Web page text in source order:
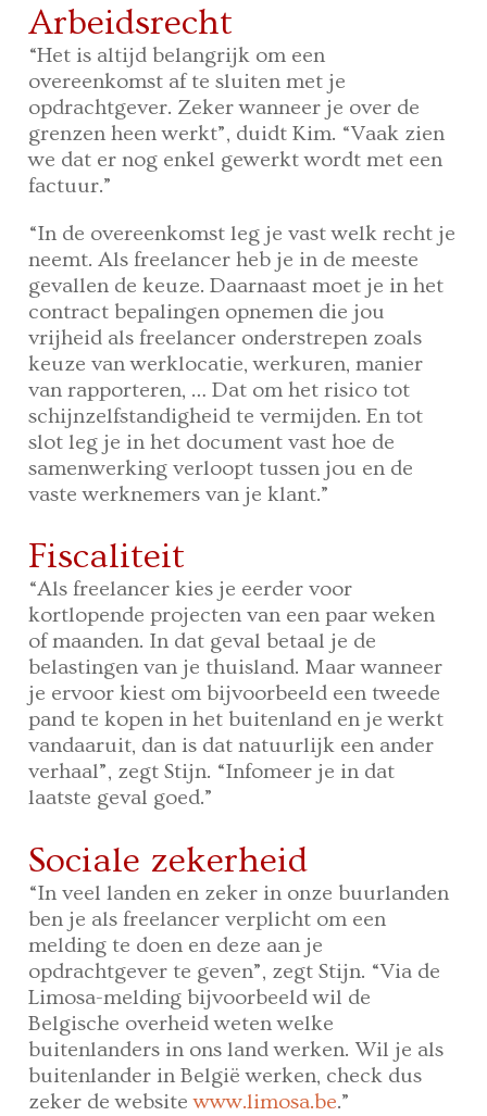
Arbeidsrecht
“Het is altijd belangrijk om een
overeenkomst af te sluiten met je
opdrachtgever. Zeker wanneer je over de
grenzen heen werkt”, duidt Kim. “Vaak zien
we dat er nog enkel gewerkt wordt met een
factuur.”
“In de overeenkomst leg je vast welk recht je
neemt. Als freelancer heb je in de meeste
gevallen de keuze. Daarnaast moet je in het
contract bepalingen opnemen die jou
vrijheid als freelancer onderstrepen zoals
keuze van werklocatie, werkuren, manier
van rapporteren, … Dat om het risico tot
schijnzelfstandigheid te vermijden. En tot
slot leg je in het document vast hoe de
samenwerking verloopt tussen jou en de
vaste werknemers van je klant.”
Fiscaliteit
“Als freelancer kies je eerder voor
kortlopende projecten van een paar weken
of maanden. In dat geval betaal je de
belastingen van je thuisland. Maar wanneer
je ervoor kiest om bijvoorbeeld een tweede
pand te kopen in het buitenland en je werkt
vandaaruit, dan is dat natuurlijk een ander
verhaal”, zegt Stijn. “Infomeer je in dat
laatste geval goed.”
Sociale zekerheid
“In veel landen en zeker in onze buurlanden
ben je als freelancer verplicht om een
melding te doen en deze aan je
opdrachtgever te geven”, zegt Stijn. “Via de
Limosa-melding bijvoorbeeld wil de
Belgische overheid weten welke
buitenlanders in ons land werken. Wil je als
buitenlander in België werken, check dus
zeker de websitewww.limosa.be.”